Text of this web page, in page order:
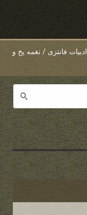
ادبیات فانتزی / نغمه یخ و